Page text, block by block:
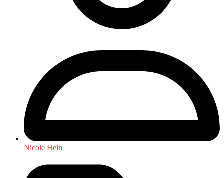
Nicole Hein